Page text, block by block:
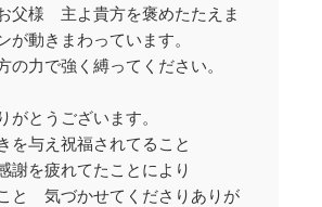
父様 主よ貴方を褒めたたえま
動きまわっています。
力で強く縛ってください。
とうございます。
を与え祝福されてること
謝を疲れてたことにより
と 気づかせてくださりありが